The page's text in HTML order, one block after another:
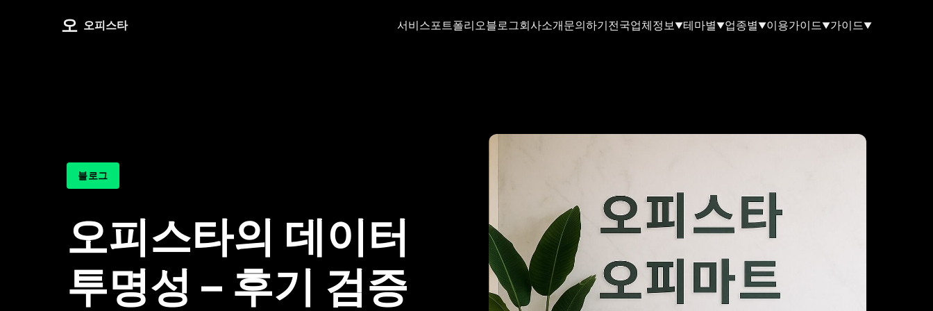
오 오피스타 서비스포트폴리오블로그회사소개문의하기전국업체정보▼테마별▼업종별▼이용가이드▼가이드▼
블로그
오피스타의 데이터
투명성 – 후기 검증